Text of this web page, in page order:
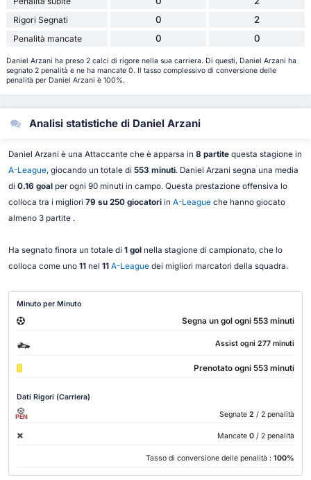
Rigori Segnati 0 2
Penalità mancate 0 0
Daniel Arzani ha preso 2 calci di rigore nella sua carriera. Di questi, Daniel Arzani ha
segnato 2 penalità e ne ha mancate 0. Il tasso complessivo di conversione delle
penalità per Daniel Arzani è 100%.
Analisi statistiche di Daniel Arzani
Daniel Arzani è una Attaccante che è apparsa in 8 partitequesta stagione in
A-League, giocando un totale di 553 minuti. Daniel Arzani segna una media
di 0.16 goalper ogni 90 minuti in campo. Questa prestazione offensiva lo
colloca tra i migliori 79 su 250 giocatoriin A-Leagueche hanno giocato
almeno 3 partite .
Ha segnato finora un totale di 1 golnella stagione di campionato, che lo
colloca come uno 11nel 11 A-Leaguedei migliori marcatori della squadra.
Minuto per Minuto
Segna un gol ogni 553 minuti
Assist ogni 277 minuti
Prenotato ogni 553 minuti
Dati Rigori (Carriera)
PEN Segnate 2 / 2 penalità
Mancate 0 / 2 penalità
Tasso di conversione delle penalità : 100%